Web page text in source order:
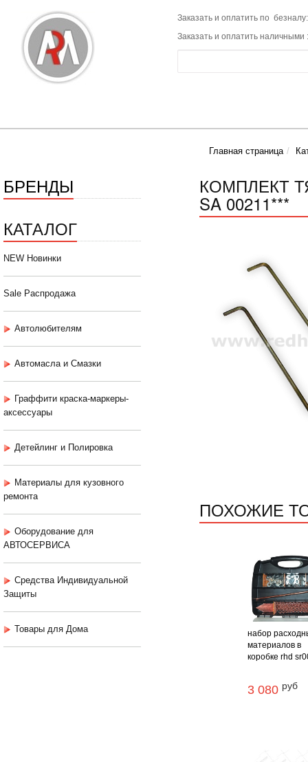
Заказать и оплатить по
Заказать и оплатить наличными
Главная страница
БРЕНДЫ
КАТАЛОГ
NEW Новинки
Sale Распродажа
Автолюбителям
Автомасла и Смазки
Граффити краска-маркеры-
аксессуары
Детейлинг и Полировка
Материалы для кузовного
ремонта
Оборудование для
АВТОСЕРВИСА
Средства Индивидуальной
Защиты
Товары для Дома
КОМПЛЕКТ
SA 00211***
ПОХОЖИЕ
набор
материалов в
коробке rhd
3 080 руб